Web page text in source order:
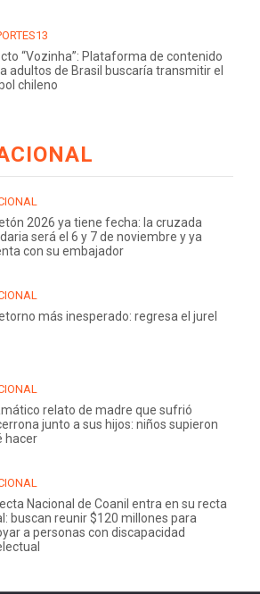
“Vozinha”: Plataforma de contenido
adultos de Brasil buscaría transmitir el
chileno
2026 ya tiene fecha: la cruzada
será el 6 y 7 de noviembre y ya
con su embajador
más inesperado: regresa el jurel
relato de madre que sufrió
junto a sus hijos: niños supieron
hacer
Nacional de Coanil entra en su recta
buscan reunir $120 millones para
a personas con discapacidad